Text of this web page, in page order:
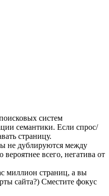
систем
семантики. Если спрос/
страницу.
не дублируются между
всего, негатива от
миллион страниц, а вы
сайта?) Сместите фокус